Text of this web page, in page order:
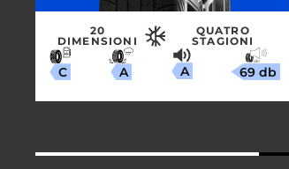
20
DIMENSIONI
QUATRO
STAGIONI
C A A 69 db